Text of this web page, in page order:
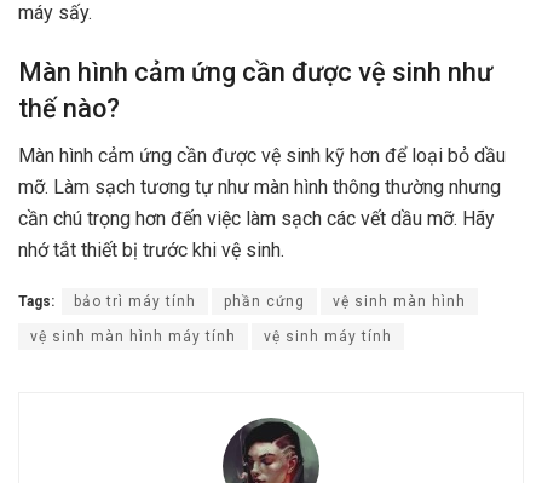
máy sấy.
Màn hình cảm ứng cần được vệ sinh như
thế nào?
Màn hình cảm ứng cần được vệ sinh kỹ hơn để loại bỏ dầu
mỡ. Làm sạch tương tự như màn hình thông thường nhưng
cần chú trọng hơn đến việc làm sạch các vết dầu mỡ. Hãy
nhớ tắt thiết bị trước khi vệ sinh.
Tags: bảo trì máy tính phần cứng vệ sinh màn hình
vệ sinh màn hình máy tính vệ sinh máy tính